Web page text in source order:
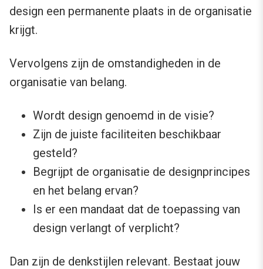
design een permanente plaats in de organisatie
krijgt.
Vervolgens zijn de omstandigheden in de
organisatie van belang.
Wordt design genoemd in de visie?
Zijn de juiste faciliteiten beschikbaar
gesteld?
Begrijpt de organisatie de designprincipes
en het belang ervan?
Is er een mandaat dat de toepassing van
design verlangt of verplicht?
Dan zijn de denkstijlen relevant. Bestaat jouw